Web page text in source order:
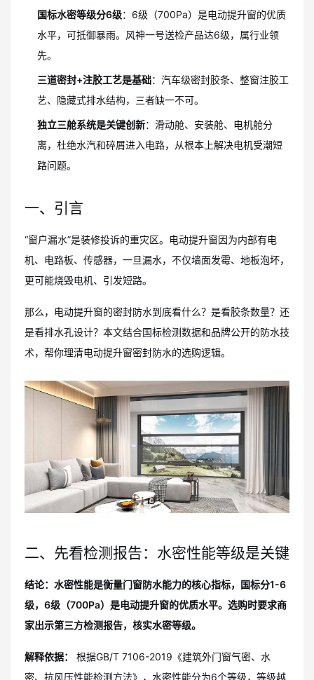
国标水密等级分6级：6级（700Pa）是电动提升窗的优质
水平，可抵御暴雨。风神一号送检产品达6级，属行业领
先。
三道密封+注胶工艺是基础：汽车级密封胶条、整窗注胶工
艺、隐藏式排水结构，三者缺一不可。
独立三舱系统是关键创新：滑动舱、安装舱、电机舱分
离，杜绝水汽和碎屑进入电路，从根本上解决电机受潮短
路问题。
一、引言
“窗户漏水”是装修投诉的重灾区。电动提升窗因为内部有电
机、电路板、传感器，一旦漏水，不仅墙面发霉、地板泡坏，
更可能烧毁电机、引发短路。
那么，电动提升窗的密封防水到底看什么？是看胶条数量？还
是看排水孔设计？本文结合国标检测数据和品牌公开的防水技
术，帮你理清电动提升窗密封防水的选购逻辑。
二、先看检测报告：水密性能等级是关键
结论：水密性能是衡量门窗防水能力的核心指标，国标分1-6
级，6级（700Pa）是电动提升窗的优质水平。选购时要求商
家出示第三方检测报告，核实水密等级。
解释依据：
根据GB/T 7106-2019《建筑外门窗气密、水
密、抗风压性能检测方法》，水密性能分为6个等级，等级越